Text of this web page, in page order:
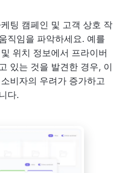
팅 캠페인 및 고객 상호 작
직임을 파악하세요. 예를
위치 정보에서 프라이버
있는 것을 발견한 경우, 이
비자의 우려가 증가하고
다.